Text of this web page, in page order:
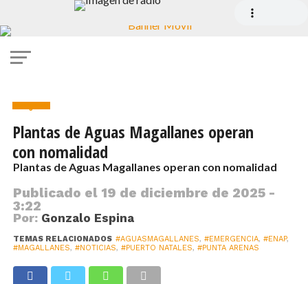
Emergencia
Plantas de Aguas Magallanes operan
con nomalidad
Plantas de Aguas Magallanes operan con nomalidad
Publicado el 19 de diciembre de 2025 -
3:22
Por: Gonzalo Espina
TEMAS RELACIONADOS #AGUASMAGALLANES, #EMERGENCIA, #ENAP,
#MAGALLANES, #NOTICIAS, #PUERTO NATALES, #PUNTA ARENAS